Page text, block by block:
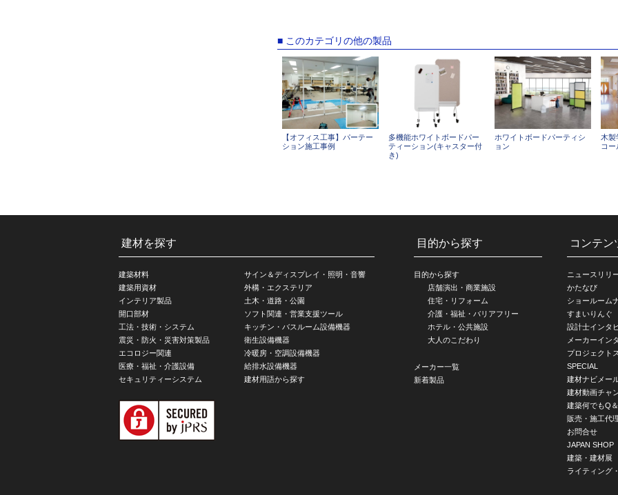
■ このカテゴリの他の製品
【オフィス工事】パーテー
ション施工事例
多機能ホワイトボードパー
ティーション(キャスター付
き)
ホワイトボードパーティシ
ョン
木製
コ
建材を探す
建築材料
建築用資材
インテリア製品
開口部材
工法・技術・システム
震災・防火・災害対策製品
エコロジー関連
医療・福祉・介護設備
セキュリティーシステム
サイン＆ディスプレイ・照明・音響
外構・エクステリア
土木・道路・公園
ソフト関連・営業支援ツール
キッチン・バスルーム設備機器
衛生設備機器
冷暖房・空調設備機器
給排水設備機器
建材用語から探す
目的から探す
目的から探す
店舗演出・商業施設
住宅・リフォーム
介護・福祉・バリアフリー
ホテル・公共施設
大人のこだわり
メーカー一覧
新着製品
コンテン
ニュースリリ
かたなび
ショールーム
すまいりんぐ
設計士インタ
メーカーイン
プロジェクト
SPECIAL
建材ナビメー
建材動画チャ
建築何でもQ
販売・施工代
お問合せ
JAPAN SHOP
建築・建材展
ライティング